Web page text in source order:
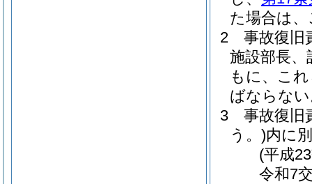
た場合は
2
事故復旧
施設部長
もに、こ
ばならな
3
事故復旧
う。)内に
(平成
令和7